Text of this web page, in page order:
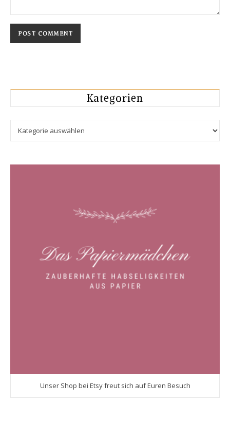
Kategorien
Unser Shop bei Etsy freut sich auf Euren Besuch